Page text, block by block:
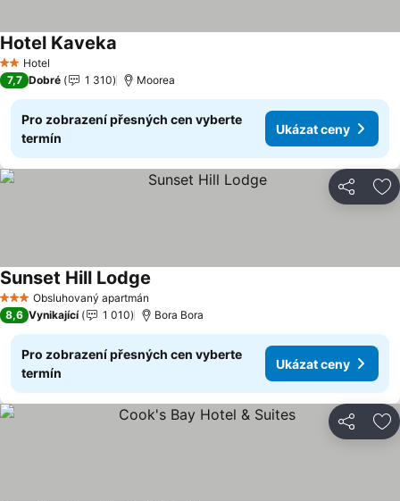
2 Počet hvězdiček
Hotel
Hotel Kaveka
7,7 Dobré 1 310 Moorea
Pro zobrazení přesných cen vyberte
termín
Ukázat ceny
Sdílet
3 Počet hvězdiček
Obsluhovaný apartmán
Sunset Hill Lodge
8,6 Vynikající 1 010 Bora Bora
Pro zobrazení přesných cen vyberte
termín
Ukázat ceny
Sdílet